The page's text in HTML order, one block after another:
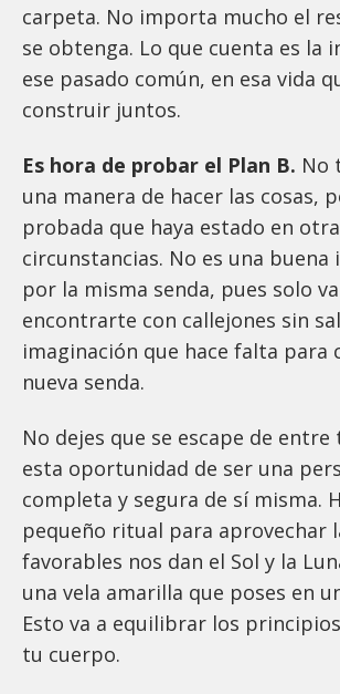
carpeta. No importa mucho el
se obtenga. Lo que cuenta es la
ese pasado común, en esa vida
construir juntos.
Es hora de probar el Plan B. No
una manera de hacer las cosas,
probada que haya estado en
circunstancias. No es una buena
por la misma senda, pues solo
encontrarte con callejones sin
imaginación que hace falta para
nueva senda.
No dejes que se escape de entre
esta oportunidad de ser una
completa y segura de sí misma.
pequeño ritual para aprovechar
favorables nos dan el Sol y la
una vela amarilla que poses en
Esto va a equilibrar los
tu cuerpo.